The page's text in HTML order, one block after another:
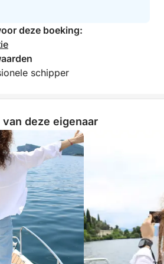
deze boeking:
schipper
deze eigenaar